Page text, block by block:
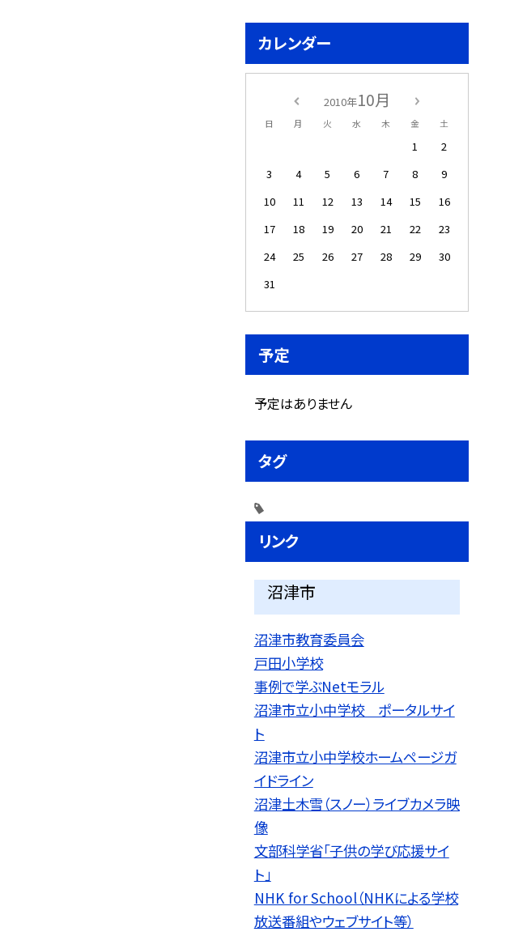
カレンダー
2010年10月
日 月 火 水 木 金 土
1
2
3
4 5 6 7 8
9
10
11 12 13 14 15
16
17
18 19 20 21 22
23
24
25 26 27 28 29
30
31
予定
予定はありません
タグ
リンク
沼津市
沼津市教育委員会
戸田小学校
事例で学ぶNetモラル
沼津市立小中学校 ポータルサイ
ト
沼津市立小中学校ホームページガ
イドライン
沼津土木雪（スノー）ライブカメラ映
像
文部科学省「子供の学び応援サイ
ト」
NHK for School（NHKによる学校
放送番組やウェブサイト等）